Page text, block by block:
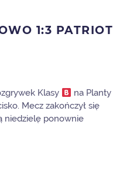
1:3 PATRIOT
Klasy
na Planty
Mecz zakończył się
niedzielę ponownie